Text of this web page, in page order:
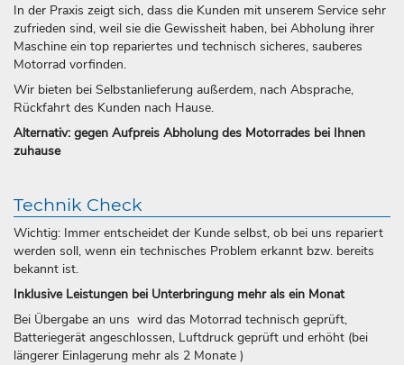
In der Praxis zeigt sich, dass die Kunden mit unserem Service sehr
zufrieden sind, weil sie die Gewissheit haben, bei Abholung ihrer
Maschine ein top repariertes und technisch sicheres, sauberes
Motorrad vorfinden.
Wir bieten bei Selbstanlieferung außerdem, nach Absprache,
Rückfahrt des Kunden nach Hause.
Alternativ: gegen Aufpreis Abholung des Motorrades bei Ihnen
zuhause
Technik Check
Wichtig: Immer entscheidet der Kunde selbst, ob bei uns repariert
werden soll, wenn ein technisches Problem erkannt bzw. bereits
bekannt ist.
Inklusive Leistungen bei Unterbringung mehr als ein Monat
Bei Übergabe an uns wird das Motorrad technisch geprüft,
Batteriegerät angeschlossen, Luftdruck geprüft und erhöht (bei
längerer Einlagerung mehr als 2 Monate )